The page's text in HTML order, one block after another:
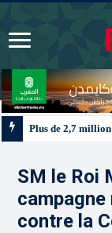
SM le Roi
contre la